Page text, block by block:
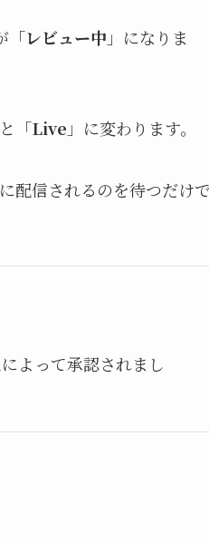
「レビュー中」になりま
「Live 」に変わります。
配信されるのを待つだけ
よって承認されまし